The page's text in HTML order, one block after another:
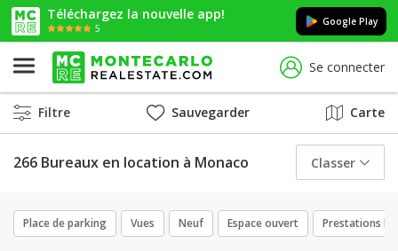
Téléchargez la nouvelle app!
5
Google Play
Se connecter
Filtre Sauvegarder Carte
266 Bureaux en location à Monaco Classer
Place de parking Vues Neuf Espace ouvert Prestations